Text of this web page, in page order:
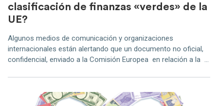
clasificación de finanzas «verdes» de la
UE?
Algunos medios de comunicación y organizaciones
internacionales están alertando que un documento no oficial,
confidencial, enviado a la Comisión Europea en relación a la ...